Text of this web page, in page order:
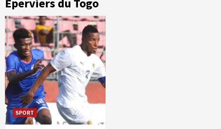
Éperviers du Togo
SPORT